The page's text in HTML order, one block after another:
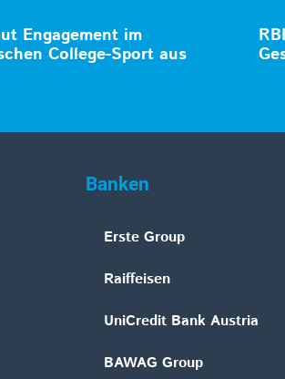
Engagement im
College-Sport aus
Banken
Erste Group
Raiffeisen
UniCredit Bank Austria
BAWAG Group